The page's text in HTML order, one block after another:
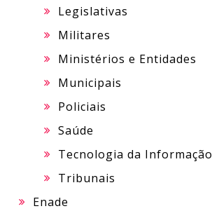
Legislativas
Militares
Ministérios e Entidades
Municipais
Policiais
Saúde
Tecnologia da Informação
Tribunais
Enade